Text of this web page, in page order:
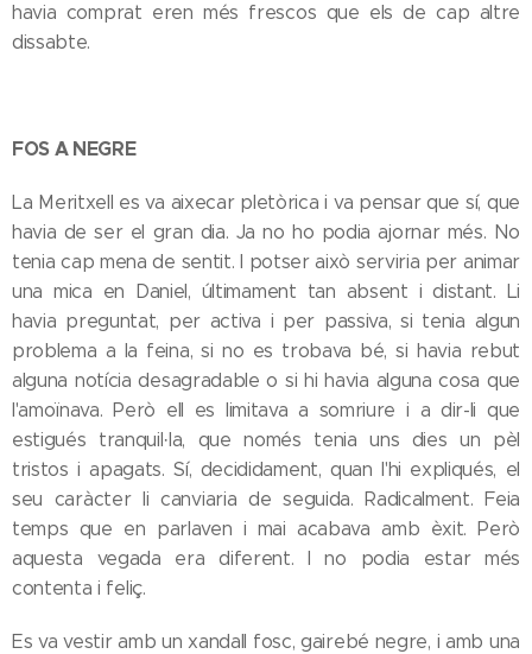
havia comprat eren més frescos que els de cap altre
dissabte.
FOS A NEGRE
La Meritxell es va aixecar pletòrica i va pensar que sí, que
havia de ser el gran dia. Ja no ho podia ajornar més. No
tenia cap mena de sentit. I potser això serviria per animar
una mica en Daniel, últimament tan absent i distant. Li
havia preguntat, per activa i per passiva, si tenia algun
problema a la feina, si no es trobava bé, si havia rebut
alguna notícia desagradable o si hi havia alguna cosa que
l'amoïnava. Però ell es limitava a somriure i a dir-li que
estigués tranquil·la, que només tenia uns dies un pèl
tristos i apagats. Sí, decididament, quan l'hi expliqués, el
seu caràcter li canviaria de seguida. Radicalment. Feia
temps que en parlaven i mai acabava amb èxit. Però
aquesta vegada era diferent. I no podia estar més
contenta i feliç.
Es va vestir amb un xandall fosc, gairebé negre, i amb una